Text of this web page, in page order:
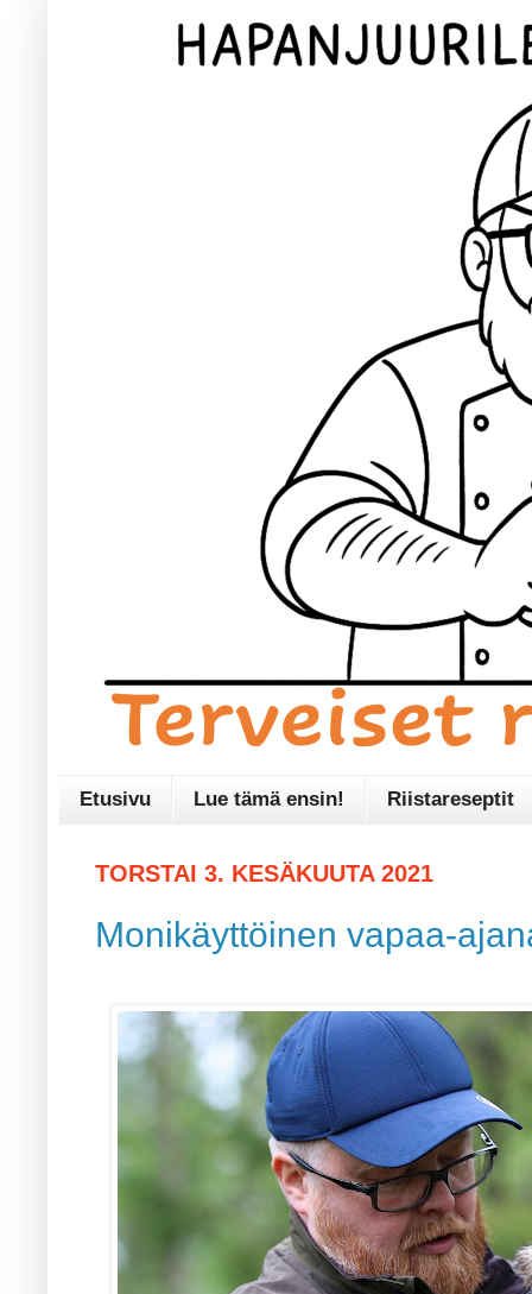
Etusivu Lue tämä ensin! Riistareseptit
TORSTAI 3. KESÄKUUTA 2021
Monikäyttöinen vapaa-